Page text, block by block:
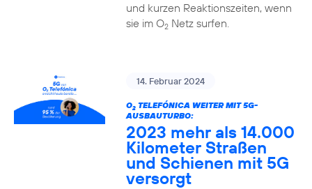
und kurzen Reaktionszeiten, wenn
sie im O2Netz surfen.
14. Februar 2024
O2TELEFÓNICA WEITER MIT 5G-
AUSBAUTURBO:
2023 mehr als 14.000
Kilometer Straßen
und Schienen mit 5G
versorgt